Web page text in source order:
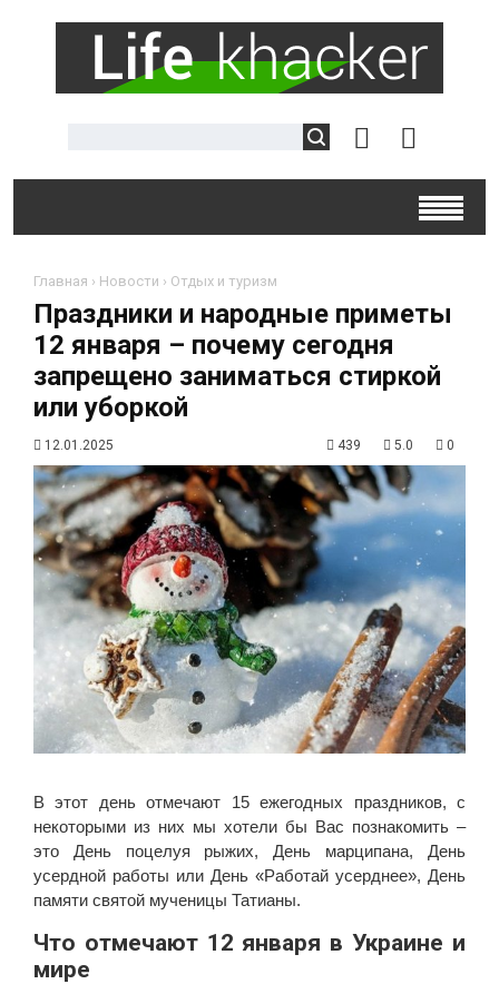
Главная › Новости › Отдых и туризм
Праздники и народные приметы
12 января – почему сегодня
запрещено заниматься стиркой
или уборкой
12.01.2025 439 5.0 0
В этот день отмечают 15 ежегодных праздников, с
некоторыми из них мы хотели бы Вас познакомить –
это День поцелуя рыжих, День марципана, День
усердной работы или День «Работай усерднее», День
памяти святой мученицы Татианы.
Что отмечают 12 января в Украине и
мире